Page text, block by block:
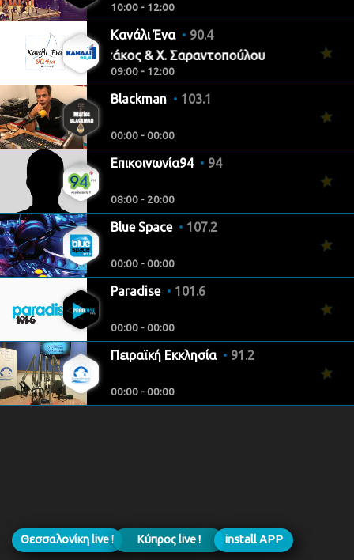
10:00 - 12:00
Κανάλι Ένα
90.4
Γ. Σαραντάκος & Χ. Σαραντοπούλου
09:00 - 12:00
Blackman 103.1
00:00 - 00:00
Επικοινωνία94 94
08:00 - 20:00
Blue Space 107.2
00:00 - 00:00
Paradise 101.6
00:00 - 00:00
Πειραϊκή Εκκλησία 91.2
00:00 - 00:00
Θεσσαλονίκη live ! Κύπρος live ! install APP